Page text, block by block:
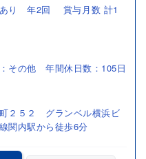
り 年2回 賞与月数 計1
その他 年間休日数：105日
２５２ グランベル横浜ビ
内駅から徒歩6分